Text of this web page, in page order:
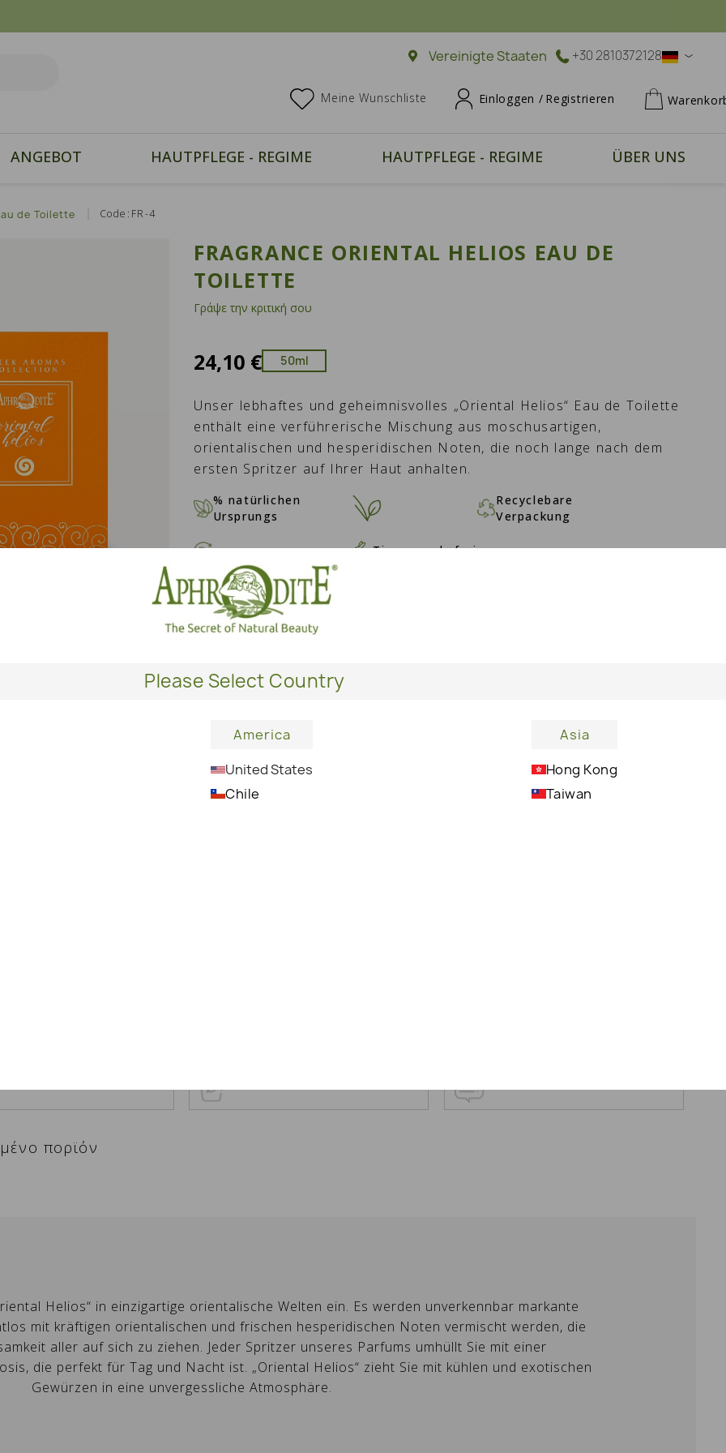
meine Wunschliste ×
Erstellen Sie eine neue Favoritenliste
erstellen ×
der Wunschliste
×
müssen angemeldet sein, um Produkte in Ihrer
zu speichern.
Vereinigte Staaten
Please Select Country
America
United States
Chile
Asia
Hong Kong
Taiwan
+30 2810372128
Meine Wunschliste Einloggen / Registrieren
ANGEBOT HAUTPFLEGE - REGIME HAUTPFLEGE - REGIME ÜBER UNS
de Toilette Code:FR-4
FRAGRANCE ORIENTAL HELIOS EAU DE
TOILETTE
Γράψε την κριτική σου
24,10 € 50ml
Unser lebhaftes und geheimnisvolles „Oriental Helios“ Eau de Toilette
enthält eine verführerische Mischung aus moschusartigen,
orientalischen und hesperidischen Noten, die noch lange nach dem
ersten Spritzer auf Ihrer Haut anhalten.
% natürlichen
Ursprungs
Recyclebare
Verpackung
Tierversuchsfrei
MENGE
πορϊόν
Helios“ in einzigartige orientalische Welten ein. Es werden unverkennbar markante
mit kräftigen orientalischen und frischen hesperidischen Noten vermischt werden, die
aller auf sich zu ziehen. Jeder Spritzer unseres Parfums umhüllt Sie mit einer
die perfekt für Tag und Nacht ist. „Oriental Helios“ zieht Sie mit kühlen und exotischen
Gewürzen in eine unvergessliche Atmosphäre.